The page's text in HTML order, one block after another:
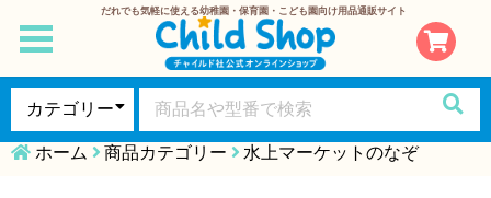
だれでも気軽に使える幼稚園・保育園・こども園向け用品通販サイト
toggle
navigation
ホーム 商品カテゴリー 水上マーケットのなぞ